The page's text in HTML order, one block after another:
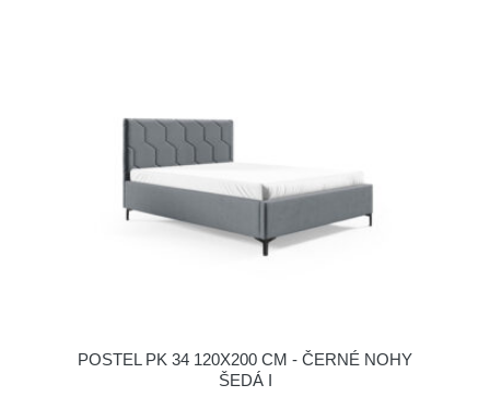
POSTEL PK 34 120X200 CM - ČERNÉ NOHY
ŠEDÁ I